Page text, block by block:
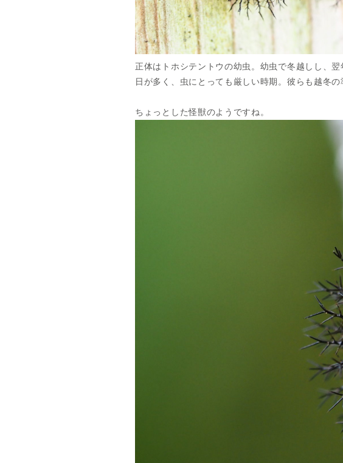
正体はトホシテントウの幼虫。幼虫で冬越しし、
日が多く、虫にとっても厳しい時期。彼らも越冬の
ちょっとした怪獣のようですね。